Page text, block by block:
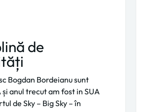
de
Bogdan Bordeianu sunt
și anul trecut am fost in SUA
de Sky – Big Sky – în